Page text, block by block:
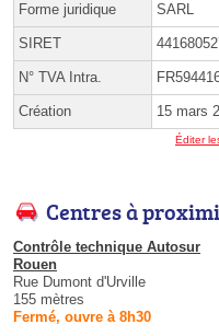
Forme juridique SARL
SIRET
N° TVA Intra.
Création 15 mars
Éditer
Centres à
Contrôle technique Autosur
Rouen
Rue Dumont d'Urville
155 mètres
Fermé, ouvre à 8h30